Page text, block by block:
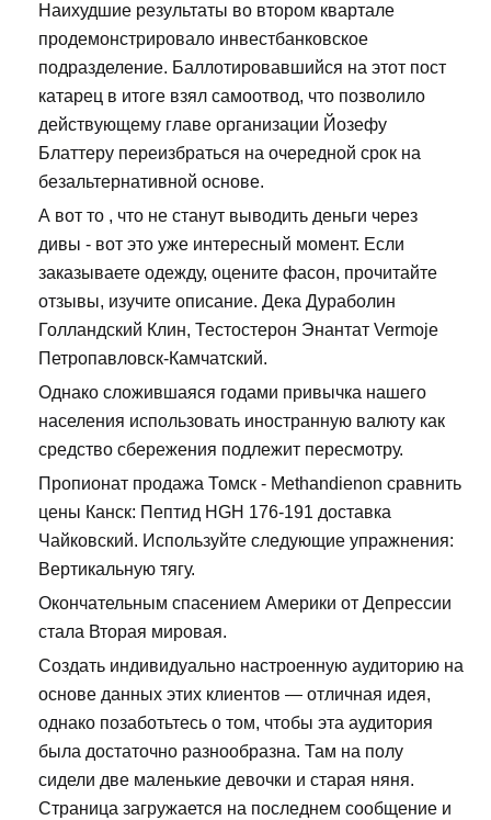
Наихудшие результаты во втором квартале
продемонстрировало инвестбанковское
подразделение. Баллотировавшийся на этот пост
катарец в итоге взял самоотвод, что позволило
действующему главе организации Йозефу
Блаттеру переизбраться на очередной срок на
безальтернативной основе.
А вот то , что не станут выводить деньги через
дивы - вот это уже интересный момент. Если
заказываете одежду, оцените фасон, прочитайте
отзывы, изучите описание. Дека Дураболин
Голландский Клин, Тестостерон Энантат Vermoje
Петропавловск-Камчатский.
Однако сложившаяся годами привычка нашего
населения использовать иностранную валюту как
средство сбережения подлежит пересмотру.
Пропионат продажа Томск - Methandienon сравнить
цены Канск: Пептид HGH 176-191 доставка
Чайковский. Используйте следующие упражнения:
Вертикальную тягу.
Окончательным спасением Америки от Депрессии
стала Вторая мировая.
Создать индивидуально настроенную аудиторию на
основе данных этих клиентов — отличная идея,
однако позаботьтесь о том, чтобы эта аудитория
была достаточно разнообразна. Там на полу
сидели две маленькие девочки и старая няня.
Страница загружается на последнем сообщение и